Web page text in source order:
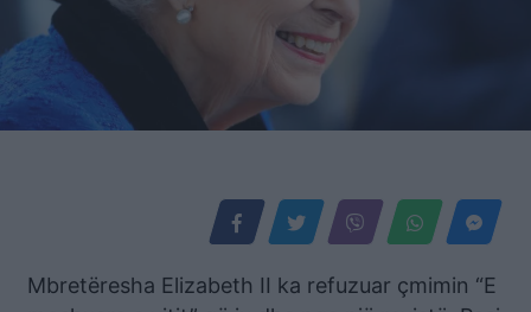
Mbretëresha Elizabeth II ka refuzuar çmimin “E